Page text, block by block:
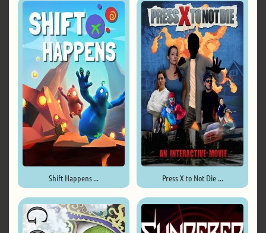
Shift Happens ... Press X to Not Die ...